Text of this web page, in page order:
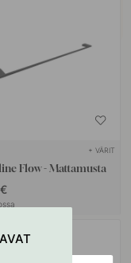
+ VÄRIT
Flow - Mattamusta